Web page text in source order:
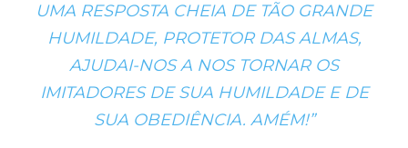
UMA RESPOSTA CHEIA DE TÃO GRANDE
HUMILDADE, PROTETOR DAS ALMAS,
AJUDAI-NOS A NOS TORNAR OS
IMITADORES DE SUA HUMILDADE E DE
SUA OBEDIÊNCIA. AMÉM!”